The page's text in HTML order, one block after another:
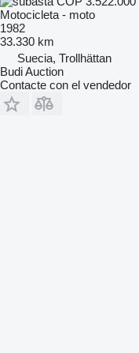
Motocicleta - moto
1982
33.330 km
Suecia, Trollhättan
Budi Auction
Contacte con el vendedor